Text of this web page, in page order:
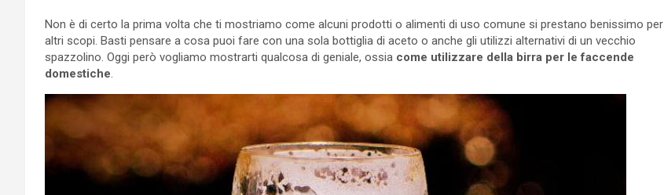
Non è di certo la prima volta che ti mostriamo come alcuni prodotti o alimenti di uso comune si prestano benissimo per
altri scopi. Basti pensare a cosa puoi fare con una sola bottiglia di aceto o anche gli utilizzi alternativi di un vecchio
spazzolino. Oggi però vogliamo mostrarti qualcosa di geniale, ossia come utilizzare della birra per le faccende
domestiche